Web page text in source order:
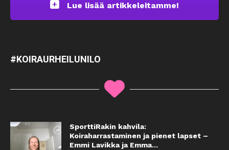
Lue lisää artikkeleitamme!
#KOIRAURHEILUNILO
SporttiRakin kahvila:
Koiraharrastaminen ja pienet lapset –
Emmi Lavikka ja Emma...